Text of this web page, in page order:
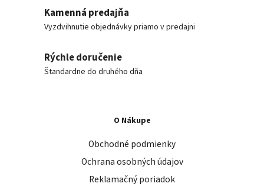
Kamenná predajňa
Vyzdvihnutie objednávky priamo v predajni
Rýchle doručenie
Štandardne do druhého dňa
O Nákupe
Obchodné podmienky
Ochrana osobných údajov
Reklamačný poriadok